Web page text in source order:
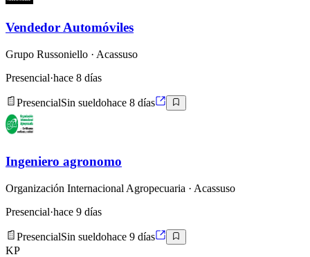
Vendedor Automóviles
Grupo Russoniello · Acassuso
Presencial·hace 8 días
PresencialSin sueldohace 8 días
Ingeniero agronomo
Organización Internacional Agropecuaria · Acassuso
Presencial·hace 9 días
PresencialSin sueldohace 9 días
KP